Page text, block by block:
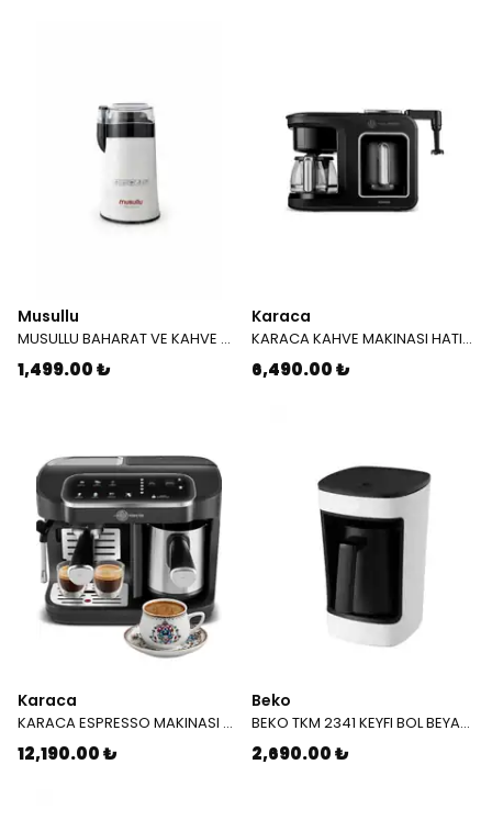
Musullu
MUSULLU BAHARAT VE KAHVE OGUTUCU 1002
1,499.00 ₺
Karaca
KARACA KAHVE MAKINASI HATIR PLUS BARISTA BLACK SILVER 8683650286301
6,490.00 ₺
Karaca
KARACA ESPRESSO MAKINASI HATIR PERFETTO ESPRESSO T.K.M. INOX 8683650408857
12,190.00 ₺
Beko
BEKO TKM 2341 KEYFI BOL BEYAZ 7465000201
2,690.00 ₺